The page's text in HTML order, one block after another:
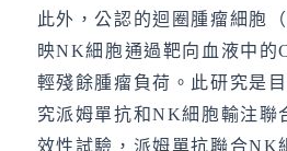
此外，公認的迴圈腫瘤細胞
映NK細胞通過靶向血液中的
輕殘餘腫瘤負荷。此研究是
究派姆單抗和NK細胞輸注聯
效性試驗，派姆單抗聯合NK